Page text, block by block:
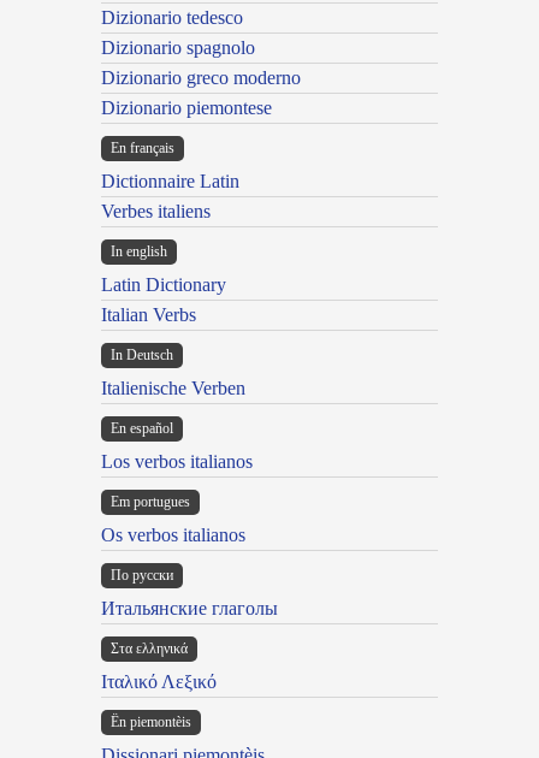
Dizionario tedesco
Dizionario spagnolo
Dizionario greco moderno
Dizionario piemontese
En français
Dictionnaire Latin
Verbes italiens
In english
Latin Dictionary
Italian Verbs
In Deutsch
Italienische Verben
En español
Los verbos italianos
Em portugues
Os verbos italianos
По русски
Итальянские глаголы
Στα ελληνικά
Ιταλικό Λεξικό
Ën piemontèis